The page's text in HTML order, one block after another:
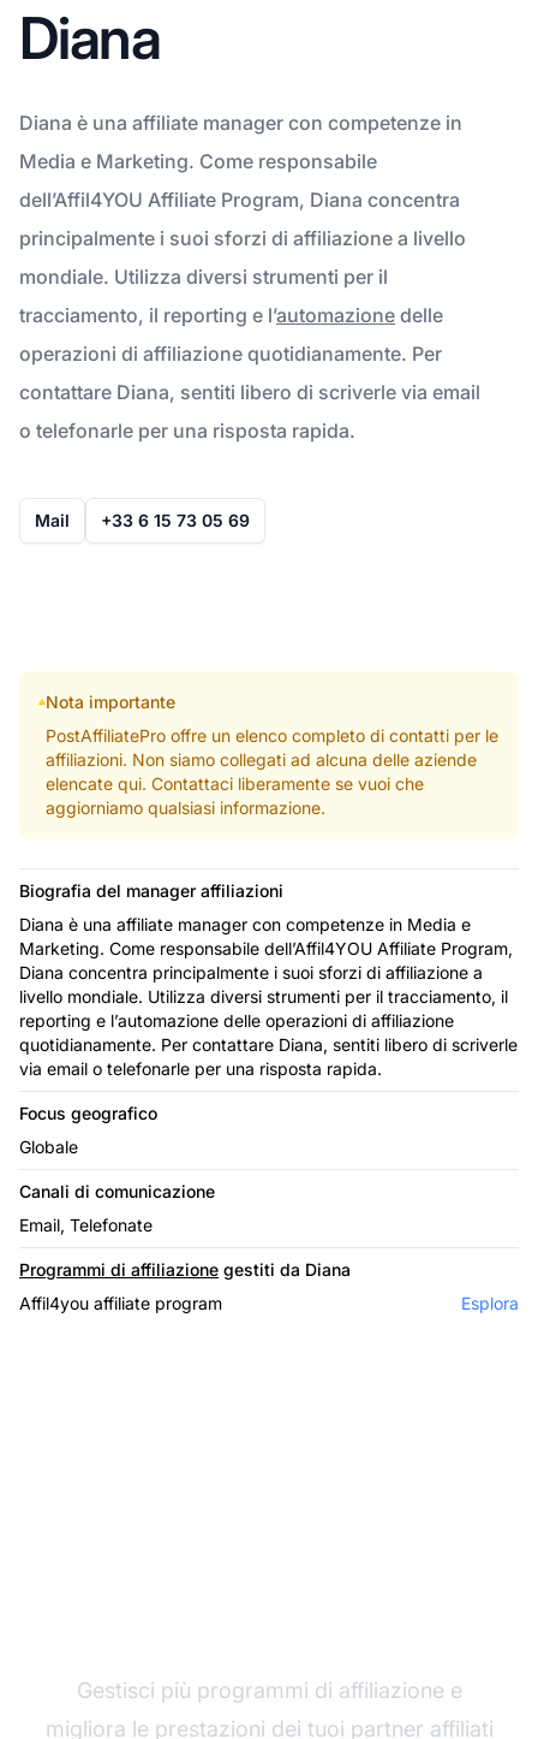
Diana
Diana è una affiliate manager con competenze in
Media e Marketing. Come responsabile
dell’Affil4YOU Affiliate Program, Diana concentra
principalmente i suoi sforzi di affiliazione a livello
mondiale. Utilizza diversi strumenti per il
tracciamento, il reporting e l’automazione delle
operazioni di affiliazione quotidianamente. Per
contattare Diana, sentiti libero di scriverle via email
o telefonarle per una risposta rapida.
Mail +33 6 15 73 05 69
Nota importante
PostAffiliatePro offre un elenco completo di contatti per le
affiliazioni. Non siamo collegati ad alcuna delle aziende
elencate qui. Contattaci liberamente se vuoi che
aggiorniamo qualsiasi informazione.
Biografia del manager affiliazioni
Diana è una affiliate manager con competenze in Media e
Marketing. Come responsabile dell’Affil4YOU Affiliate Program,
Diana concentra principalmente i suoi sforzi di affiliazione a
livello mondiale. Utilizza diversi strumenti per il tracciamento, il
reporting e l’automazione delle operazioni di affiliazione
quotidianamente. Per contattare Diana, sentiti libero di scriverle
via email o telefonarle per una risposta rapida.
Focus geografico
Globale
Canali di comunicazione
Email, Telefonate
Programmi di affiliazione gestiti da Diana
Affil4you affiliate program
Esplora
Gestisci più programmi di affiliazione e
migliora le prestazioni dei tuoi partner affiliati